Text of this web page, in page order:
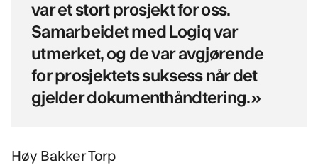
var et stort prosjekt for oss.
Samarbeidet med Logiq var
utmerket, og de var avgjørende
for prosjektets suksess når det
gjelder dokumenthåndtering.»
Høy Bakker Torp